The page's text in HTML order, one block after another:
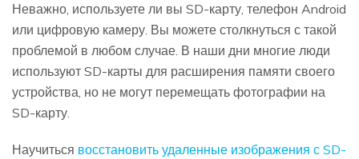
Неважно, используете ли вы SD-карту, телефон Android
или цифровую камеру. Вы можете столкнуться с такой
проблемой в любом случае. В наши дни многие люди
используют SD-карты для расширения памяти своего
устройства, но не могут перемещать фотографии на
SD-карту.
Научиться восстановить удаленные изображения с SD-